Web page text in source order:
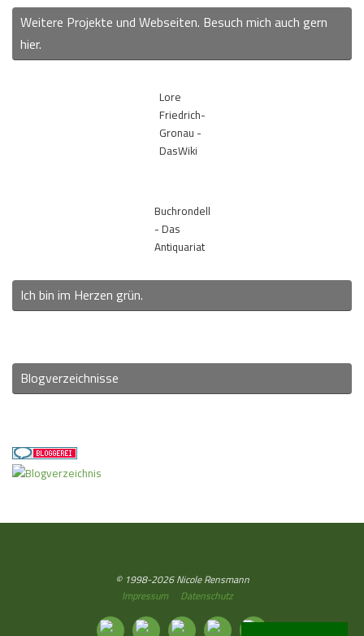
Weitere Projekte und Webseiten. Besuch mich auch gern
hier.
Lore
Friedrich-
Gronau -
DasWiki
Buchrondell
- Das
Antiquariat
Ich bin im Herzen grün.
Blogverzeichnisse
© 1998-2026 Nicole Rensmann
Impressum
Datenschutz